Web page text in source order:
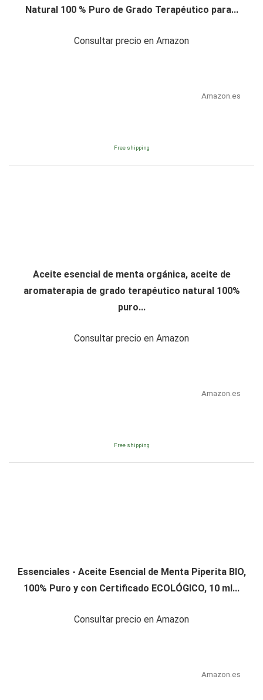
Natural 100 % Puro de Grado Terapéutico para...
Consultar precio en Amazon
Amazon.es
Free shipping
Aceite esencial de menta orgánica, aceite de
aromaterapia de grado terapéutico natural 100%
puro...
Consultar precio en Amazon
Amazon.es
Free shipping
Essenciales - Aceite Esencial de Menta Piperita BIO,
100% Puro y con Certificado ECOLÓGICO, 10 ml...
Consultar precio en Amazon
Amazon.es